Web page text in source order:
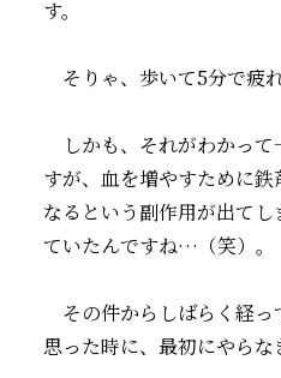
す。
そりゃ、歩いて5分で疲れ
しかも、それがわかって
すが、血を増やすために
なるという副作用が出て
ていたんですね…（笑）。
その件からしばらく経っ
思った時に、最初にやら